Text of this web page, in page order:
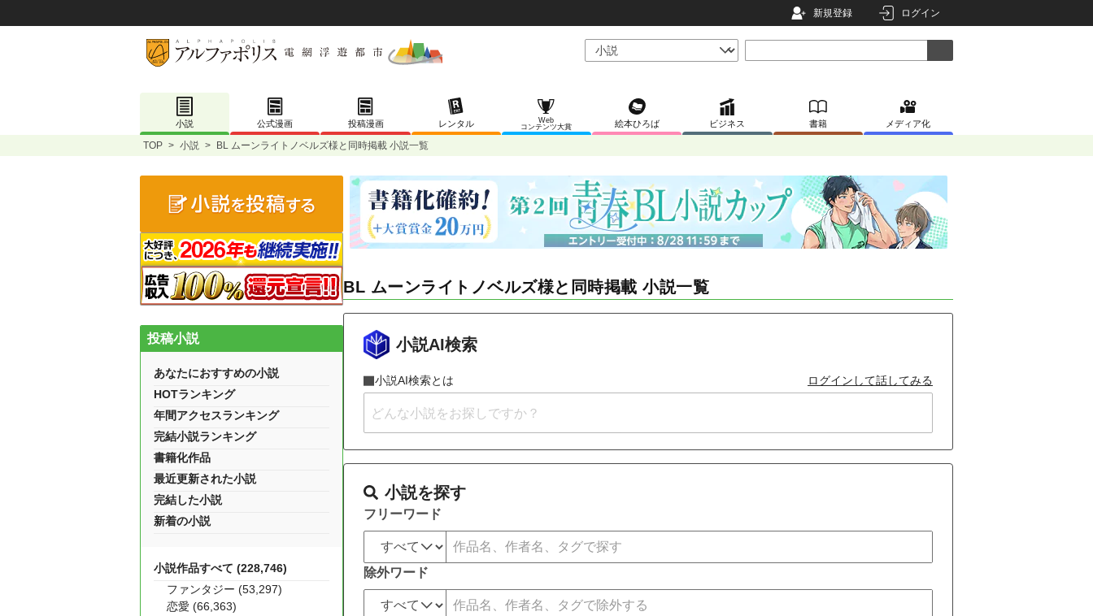
新規登録 ログイン
小説 公式漫画 投稿漫画 レンタル
Web
コンテンツ大賞
絵本ひろば ビジネス 書籍 メディア化
TOP > 小説 > BL ムーンライトノベルズ様と同時掲載 小説一覧
BL ムーンライトノベルズ様と同時掲載 小説一覧
小説AI検索
小説AI検索とは ログインして話してみる
小説を探す
フリーワード
除外ワード
投稿小説
あなたにおすすめの小説
HOTランキング
年間アクセスランキング
完結小説ランキング
書籍化作品
最近更新された小説
完結した小説
新着の小説
小説作品すべて (228,746)
ファンタジー (53,297)
恋愛 (66,363)